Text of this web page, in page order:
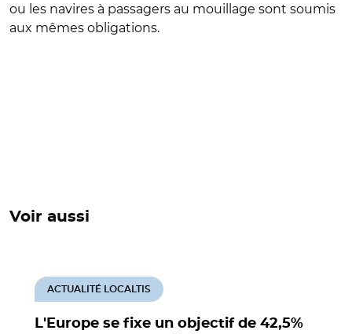
ou les navires à passagers au mouillage sont soumis
aux mêmes obligations.
Voir aussi
L'Europe se fixe un objectif de 42,5%
ACTUALITÉ LOCALTIS